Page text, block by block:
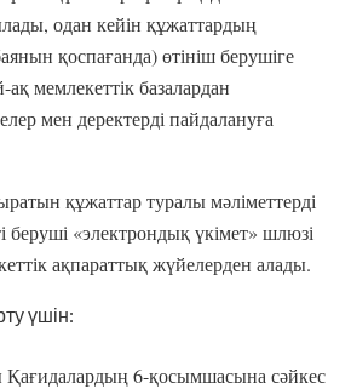
одан кейін құжаттардың
қоспағанда) өтініш берушіге
мемлекеттік базалардан
мен деректерді пайдалануға
құжаттар туралы мәліметтерді
беруші «электрондық үкімет» шлюзі
ақпараттық жүйелерден алады.
үшін:
6-қосымшасына сәйкес